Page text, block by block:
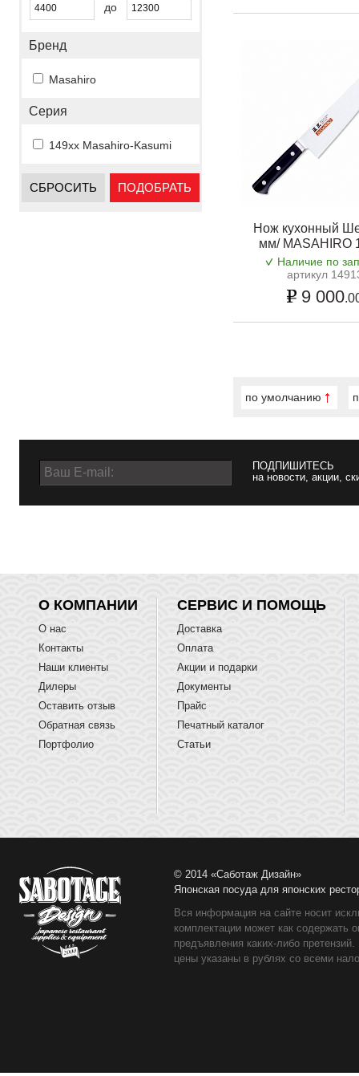
до
Бренд
Masahiro
Серия
149xx Masahiro-Kasumi
СБРОСИТЬ ПОДОБРАТЬ
Нож кухонный
мм/ MASAHIRO
Наличие по
артикул
9 000
по умолчанию
ПОДПИШИТЕСЬ
на новости, акции,
О КОМПАНИИ
О нас
Контакты
Наши клиенты
Дилеры
Оставить отзыв
Обратная связь
Портфолио
СЕРВИС И ПОМОЩЬ
Доставка
Оплата
Акции и подарки
Документы
Прайс
Печатный каталог
Статьи
© 2014 «Саботаж Дизайн»
Японская посуда для японских
Вся информация на сайте носит
комплектации может как содержать
предъявления каких-либо
цены указаны в рублях со всеми